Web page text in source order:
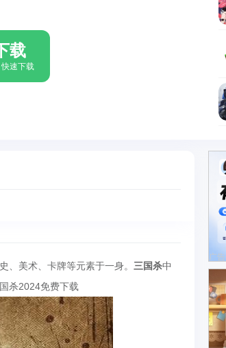
载
速下载
、美术、卡牌等元素于一身。 三国杀中
杀2024免费下载
广告